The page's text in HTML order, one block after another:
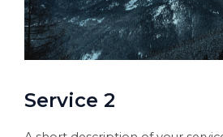
Service 2